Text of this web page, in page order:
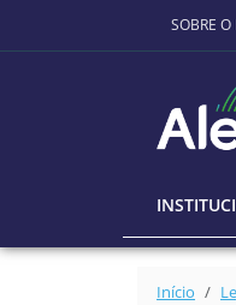
Ir para
SOBRE O
Início